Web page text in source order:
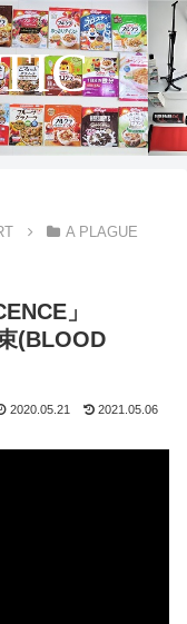
A PLAGUE
」
(BLOOD
2020.05.21 2021.05.06